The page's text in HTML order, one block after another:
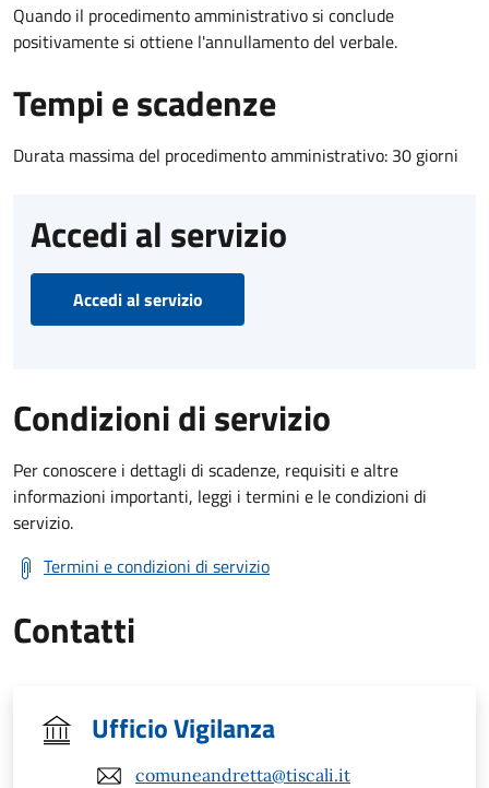
Quando il procedimento amministrativo si conclude
positivamente si ottiene l'annullamento del verbale.
Tempi e scadenze
Durata massima del procedimento amministrativo: 30 giorni
Accedi al servizio
Accedi al servizio
Condizioni di servizio
Per conoscere i dettagli di scadenze, requisiti e altre
informazioni importanti, leggi i termini e le condizioni di
servizio.
Termini e condizioni di servizio
Contatti
Ufficio Vigilanza
comuneandretta@tiscali.it